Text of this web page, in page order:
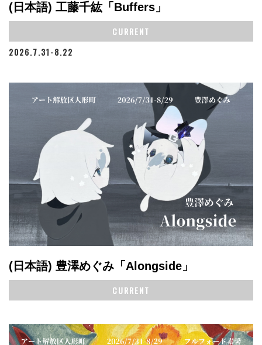
(日本語) 工藤千紘「Buffers」
CURRENT
2026.7.31-8.22
(日本語) 豊澤めぐみ「Alongside」
CURRENT